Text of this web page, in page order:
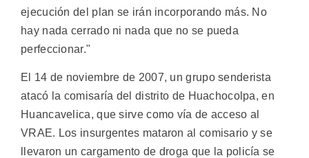
ejecución del plan se irán incorporando más. No
hay nada cerrado ni nada que no se pueda
perfeccionar."
El 14 de noviembre de 2007, un grupo senderista
atacó la comisaría del distrito de Huachocolpa, en
Huancavelica, que sirve como vía de acceso al
VRAE. Los insurgentes mataron al comisario y se
llevaron un cargamento de droga que la policía se